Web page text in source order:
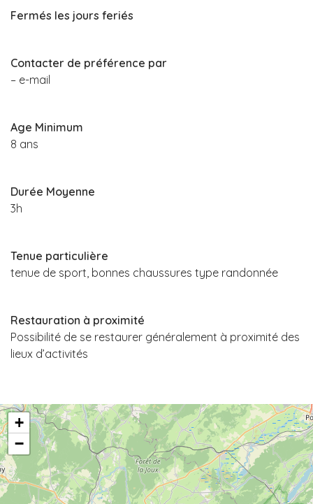
Fermés les jours feriés
Contacter de préférence par
– e-mail
Age Minimum
8 ans
Durée Moyenne
3h
Tenue particulière
tenue de sport, bonnes chaussures type randonnée
Restauration à proximité
Possibilité de se restaurer généralement à proximité des
lieux d’activités
+
−